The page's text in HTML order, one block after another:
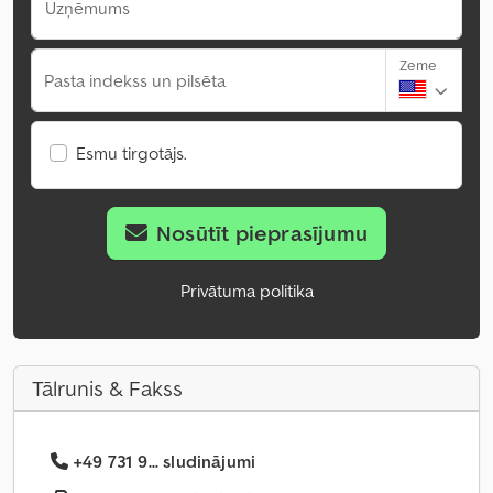
Uzņēmums
Pasta indekss un pilsēta
Zeme
Esmu tirgotājs.
Nosūtīt pieprasījumu
Privātuma politika
Tālrunis & Fakss
+49 731 9... sludinājumi